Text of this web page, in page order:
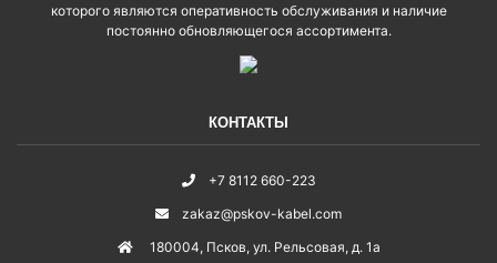
которого являются оперативность обслуживания и наличие
постоянно обновляющегося ассортимента.
КОНТАКТЫ
+7 8112 660-223
zakaz@pskov-kabel.com
180004, Псков, ул. Рельсовая, д. 1а